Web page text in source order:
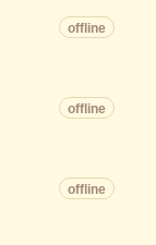
offline
offline
offline